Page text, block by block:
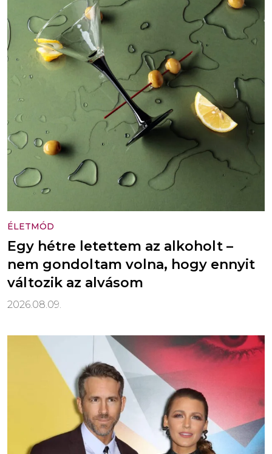
ÉLETMÓD
Egy hétre letettem az alkoholt –
nem gondoltam volna, hogy ennyit
változik az alvásom
2026.08.09.